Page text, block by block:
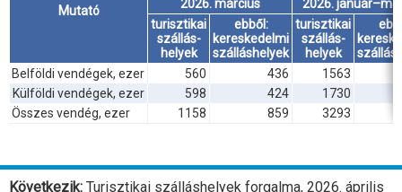
Mutató
2026. március
2026.
turisztikai
szállás-
helyek
ebből:
kereskedelmi
szálláshelyek
turisztikai
szállás-
helyek
Belföldi vendégek, ezer
560 436
1563
Külföldi vendégek, ezer
598 424
1730
Összes vendég, ezer
1158 859 3293
Következik: Turisztikai szálláshelyek forgalma, 2026. április